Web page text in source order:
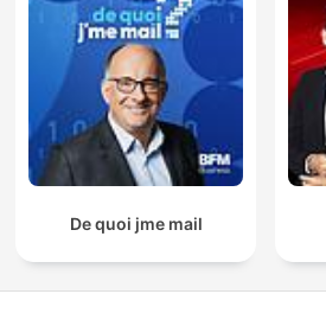
De quoi jme mail